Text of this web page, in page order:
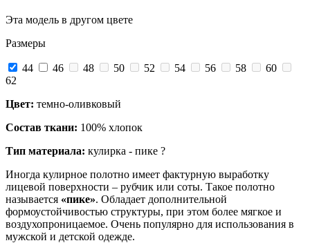
Эта модель в другом цвете
Размеры
44 46 48 50 52 54 56 58
60
62
Цвет: темно-оливковый
Состав ткани: 100% хлопок
Тип материала: кулирка - пике ?
Иногда кулирное полотно имеет фактурную выработку
лицевой поверхности – рубчик или соты. Такое полотно
называется «пике». Обладает дополнительной
формоустойчивостью структуры, при этом более мягкое и
воздухопроницаемое. Очень популярно для использования в
мужской и детской одежде.